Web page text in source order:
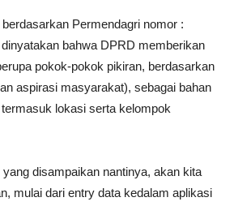
Permendagri nomor :
bahwa DPRD memberikan
pokok-pokok pikiran, berdasarkan
aspirasi masyarakat), sebagai bahan
lokasi serta kelompok
disampaikan nantinya, akan kita
mulai dari entry data kedalam aplikasi